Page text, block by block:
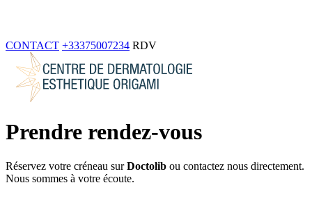
CONTACT +33375007234 RDV
Prendre rendez-vous
Réservez votre créneau surDoctolib ou contactez nous directement.
Nous sommes à votre écoute.